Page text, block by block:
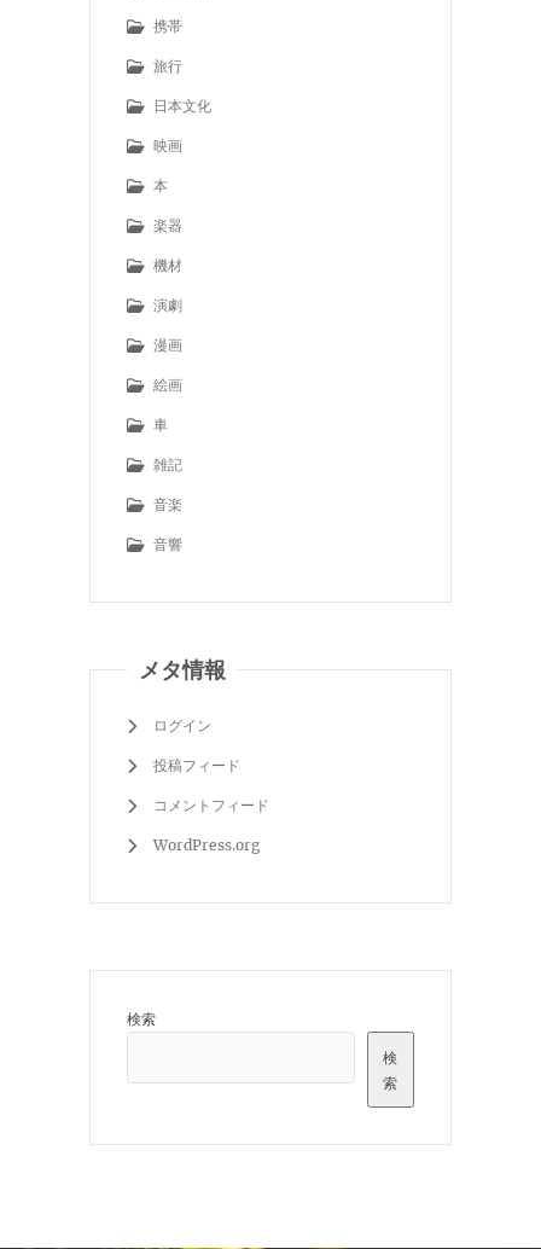
携帯
旅行
日本文化
映画
本
楽器
機材
演劇
漫画
絵画
車
雑記
音楽
音響
メタ情報
ログイン
投稿フィード
コメントフィード
WordPress.org
検索
検
索